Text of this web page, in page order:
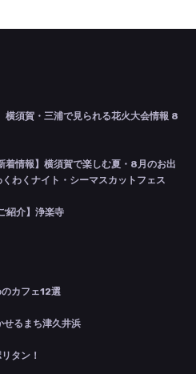
横須賀・三浦で見られる花火大会情報 8
着情報】横須賀で楽しむ夏・8月のお出
わくナイト・シーマスカットフェス
紹介】浄楽寺
カフェ12選
せるまち津久井浜
タン！